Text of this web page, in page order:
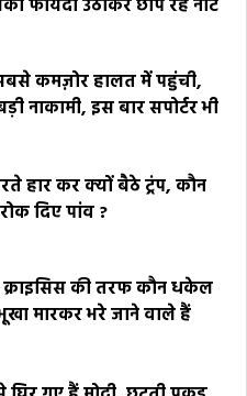
फायदा उठाकर छाप रहे नोट
कमज़ोर हालत में पहुंची,
नाकामी, इस बार सपोर्टर भी
हार कर क्यों बैठे ट्रंप, कौन
दिए पांव ?
की तरफ कौन धकेल
मारकर भरे जाने वाले हैं